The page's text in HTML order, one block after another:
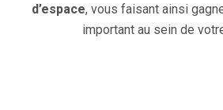
d’espace, vous faisant ainsi
important au sein de